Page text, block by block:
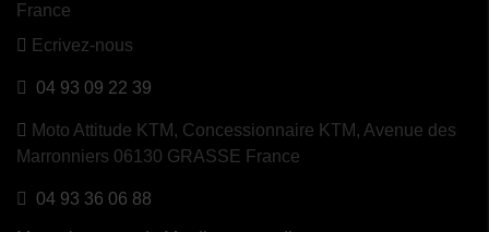
France
Ecrivez-nous
04 93 09 22 39
Moto Attitude KTM, Concessionnaire KTM, Avenue des
Marronniers 06130 GRASSE France
04 93 36 06 88